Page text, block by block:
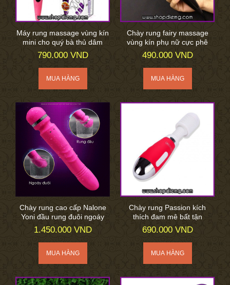
Máy rung massage vùng kín
mini cho quý bà thủ dâm
790.000 VND
Chày rung fairy massage
vùng kín phụ nữ cực phê
490.000 VND
Chày rung cao cấp Nalone
Yoni đầu rung đuôi ngoáy
1.450.000 VND
Chày rung Passion kích
thích đam mê bất tận
690.000 VND